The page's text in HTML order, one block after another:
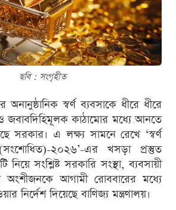
ছবি : সংগৃহীত
অনানুষ্ঠানিক স্বর্ণ ব্যবসাকে ধীরে ধীরে
জবাবদিহিমূলক কাঠামোর মধ্যে আনতে
সরকার। এ লক্ষ্য সামনে রেখে ‘স্বর্ণ
২০২৬’-এর খসড়া প্রস্তুত
নিয়ে সংশ্লিষ্ট সরকারি সংস্থা, ব্যবসায়ী
আগামী রোববারের মধ্যে
নির্দেশ দিয়েছে বাণিজ্য মন্ত্রণালয়।